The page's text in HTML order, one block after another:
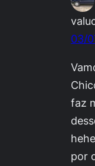
03/
faz
por